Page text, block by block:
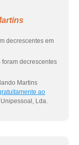
decrescentes em
decrescentes
Martins
ao
Lda.